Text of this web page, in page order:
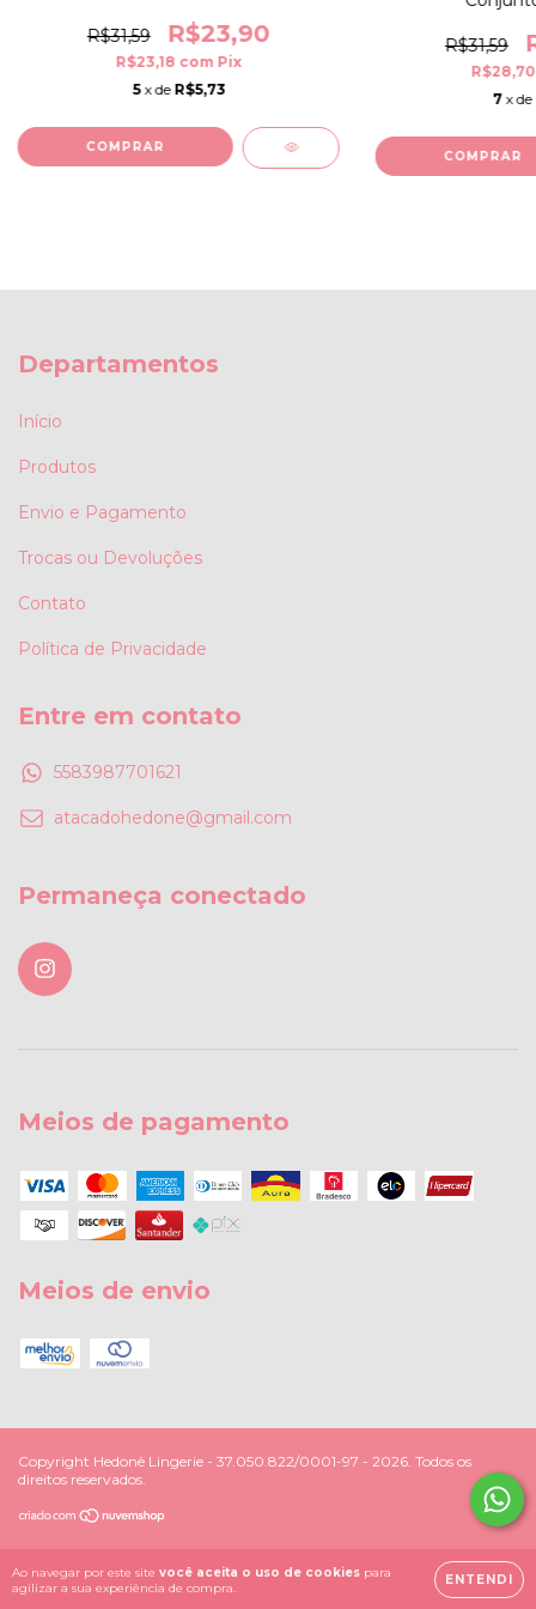
Ao navegar por este site você aceita o uso de cookies para
agilizar a sua experiência de compra.
ENTENDI
R$31,59 R$23,90
R$23,18 com Pix
5 x de R$5,73
COMPRAR
R$31,59
7 x de
COMPRAR
Departamentos
Início
Produtos
Envio e Pagamento
Trocas ou Devoluções
Contato
Política de Privacidade
Entre em contato
5583987701621
atacadohedone@gmail.com
Permaneça conectado
Meios de pagamento
Meios de envio
Copyright Hedonê Lingerie - 37.050.822/0001-97 - 2026. Todos os
direitos reservados.